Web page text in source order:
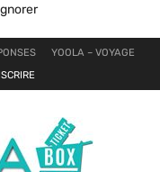
YOOLA – VOYAGE